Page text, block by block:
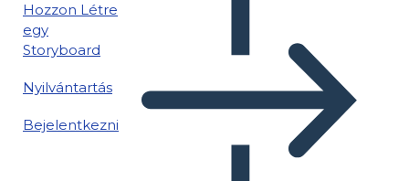
Hozzon Létre
egy
Storyboard
Nyilvántartás
Bejelentkezni